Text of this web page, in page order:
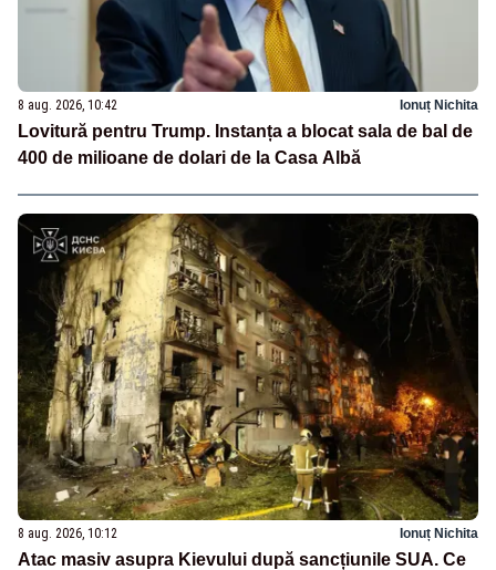
8 aug. 2026, 10:42 Ionuț Nichita
Lovitură pentru Trump. Instanța a blocat sala de bal de
400 de milioane de dolari de la Casa Albă
8 aug. 2026, 10:12 Ionuț Nichita
Atac masiv asupra Kievului după sancțiunile SUA. Ce